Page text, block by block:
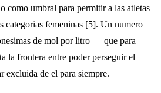
como umbral para permitir a las atletas
categorias femeninas [5]. Un numero
de mol por litro — que para
la frontera entre poder perseguir el
excluida de el para siempre.